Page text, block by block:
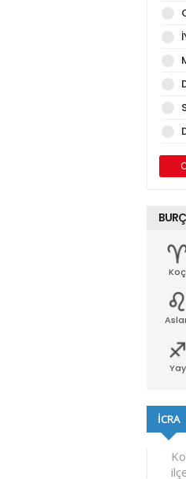
Koç
Yay